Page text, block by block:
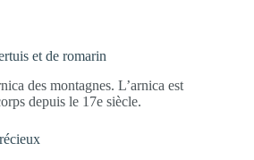
et de romarin
des montagnes. L’arnica est
depuis le 17e siècle.